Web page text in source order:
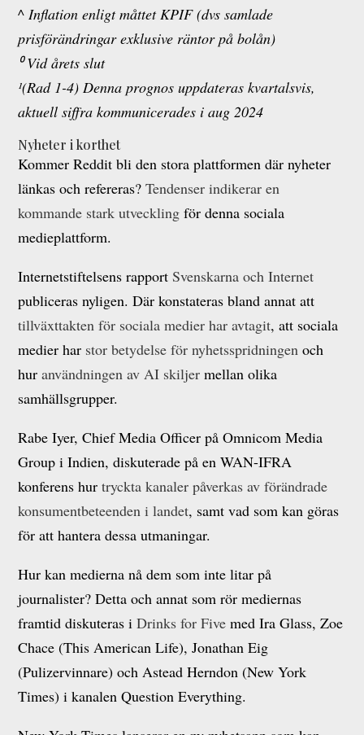
^ Inflation enligt måttet KPIF (dvs samlade
prisförändringar exklusive räntor på bolån)
⁰ Vid årets slut
¹(Rad 1-4) Denna prognos uppdateras kvartalsvis,
aktuell siffra kommunicerades i aug 2024
Nyheter i korthet
Kommer Reddit bli den stora plattformen där nyheter
länkas och refereras?Tendenser indikerar en
kommande stark utveckling för denna sociala
medieplattform.
Internetstiftelsens rapportSvenskarna och Internet
publiceras nyligen. Där konstateras bland annat att
tillväxttakten för sociala medier har avtagit, att sociala
medier har stor betydelse för nyhetsspridningen och
huranvändningen av AI skiljer mellan olika
samhällsgrupper.
Rabe Iyer, Chief Media Officer på Omnicom Media
Group i Indien, diskuterade på en WAN-IFRA
konferens hurtryckta kanaler påverkas av förändrade
konsumentbeteenden i landet, samt vad som kan göras
för att hantera dessa utmaningar.
Hur kan medierna nå dem som inte litar på
journalister? Detta och annat som rör mediernas
framtid diskuteras iDrinks for Five med Ira Glass, Zoe
Chace (This American Life), Jonathan Eig
(Pulizervinnare) och Astead Herndon (New York
Times) i kanalen Question Everything.